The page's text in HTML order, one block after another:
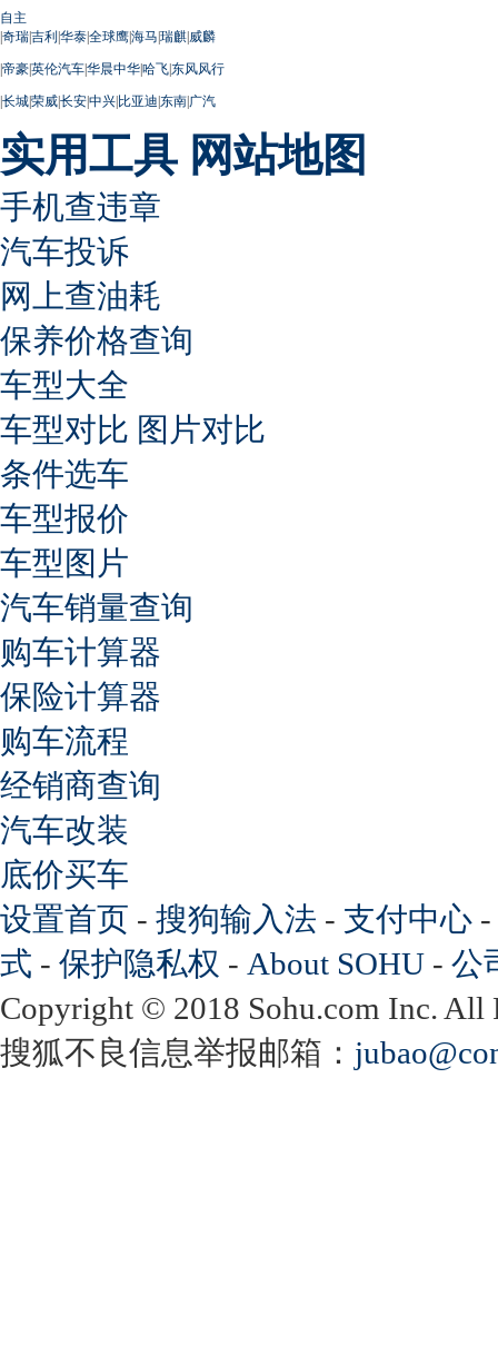
自主
|奇瑞|吉利|华泰|全球鹰|海马|瑞麒|威麟
|帝豪|英伦汽车|华晨中华|哈飞|东风风行
|长城|荣威|长安|中兴|比亚迪|东南|广汽
实用工具 网站地图
手机查违章
汽车投诉
网上查油耗
保养价格查询
车型大全
车型对比 图片对比
条件选车
车型报价
车型图片
汽车销量查询
购车计算器
保险计算器
购车流程
经销商查询
汽车改装
底价买车
设置首页 - 搜狗输入法 - 支付中心 -
式 - 保护隐私权 - About SOHU - 公
Copyright © 2018 Sohu.com Inc.
搜狐不良信息举报邮箱：